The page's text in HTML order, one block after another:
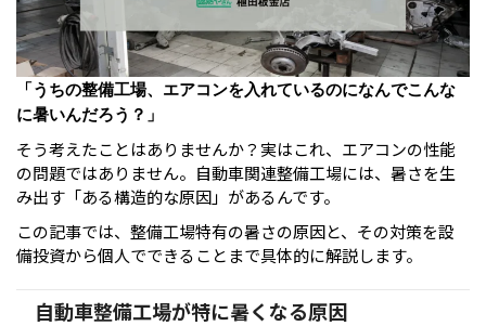
「うちの整備工場、エアコンを入れているのになんでこんな
に暑いんだろう？」
そう考えたことはありませんか？実はこれ、エアコンの性能
の問題ではありません。自動車関連整備工場には、暑さを生
み出す「ある構造的な原因」があるんです。
この記事では、整備工場特有の暑さの原因と、その対策を設
備投資から個人でできることまで具体的に解説します。
自動車整備工場が特に暑くなる原因